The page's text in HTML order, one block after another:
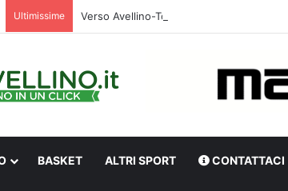
Ultimissime Verso Avellino-Torino, il focus sulla
BASKET ALTRI SPORT CONTATTACI